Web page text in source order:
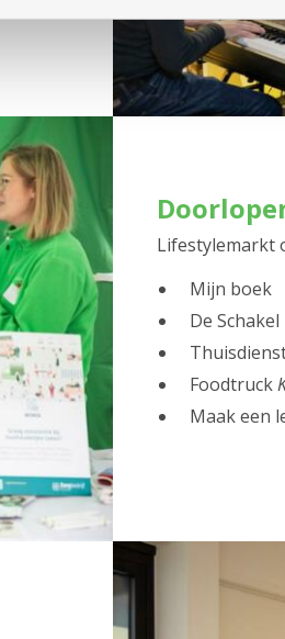
Lifestylemarkt
Mijn boek
De Schakel
Foodtruck
Maak een